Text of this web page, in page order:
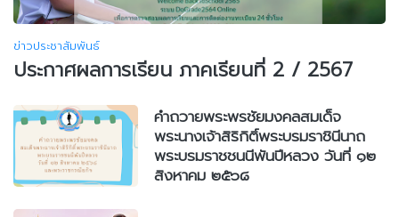
ข่าวประชาสัมพันธ์
ประกาศผลการเรียน ภาคเรียนที่ 2 / 2567
คำถวายพระพรชัยมงคลสมเด็จ
พระนางเจ้าสิริกิติ์พระบรมราชินีนาถ
พระบรมราชชนนีพันปีหลวง วันที่ ๑๒
สิงหาคม ๒๕๖๘